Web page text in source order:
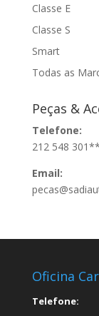
Classe E
Classe S
Smart
Todas as
Peças &
Telefone:
212 548 301**
Email:
Oficina
Telefone: